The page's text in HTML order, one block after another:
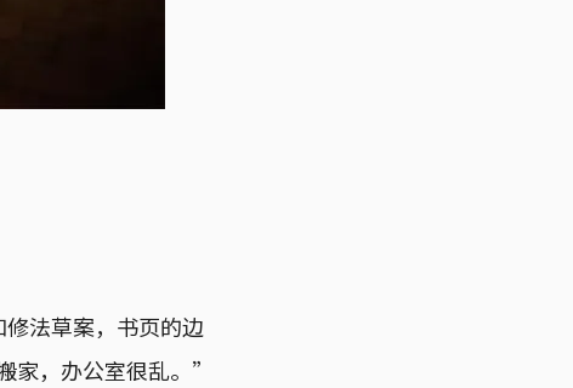
法草案，书页的边
家，办公室很乱。”